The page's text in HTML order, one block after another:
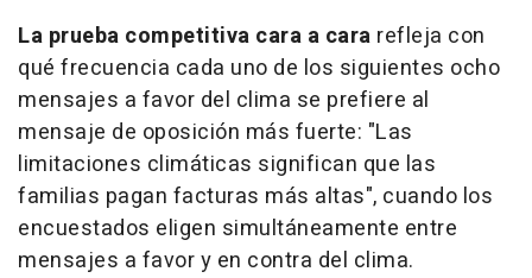
La prueba competitiva cara a cara refleja con
qué frecuencia cada uno de los siguientes ocho
mensajes a favor del clima se prefiere al
mensaje de oposición más fuerte: "Las
limitaciones climáticas significan que las
familias pagan facturas más altas", cuando los
encuestados eligen simultáneamente entre
mensajes a favor y en contra del clima.